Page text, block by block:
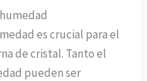
es crucial para el
de cristal. Tanto el
pueden ser